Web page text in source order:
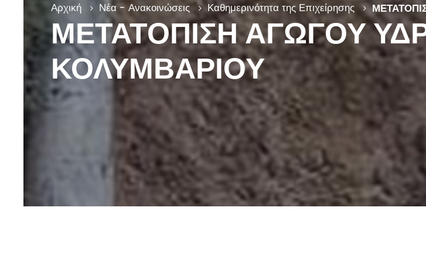
Αρχική Νέα - Ανακοινώσεις Καθημερινότητα της Επιχείρησης
ΜΕΤΑΤΟΠΙΣΗ ΑΓΩΓΟΥ
ΚΟΛΥΜΒΑΡΙΟΥ